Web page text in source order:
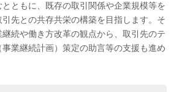
ともに、既存の取引関係や企業規模等を
先との共存共栄の構築を目指します。そ
続や働き方改革の観点から、取引先のテ
業継続計画）策定の助言等の支援も進め